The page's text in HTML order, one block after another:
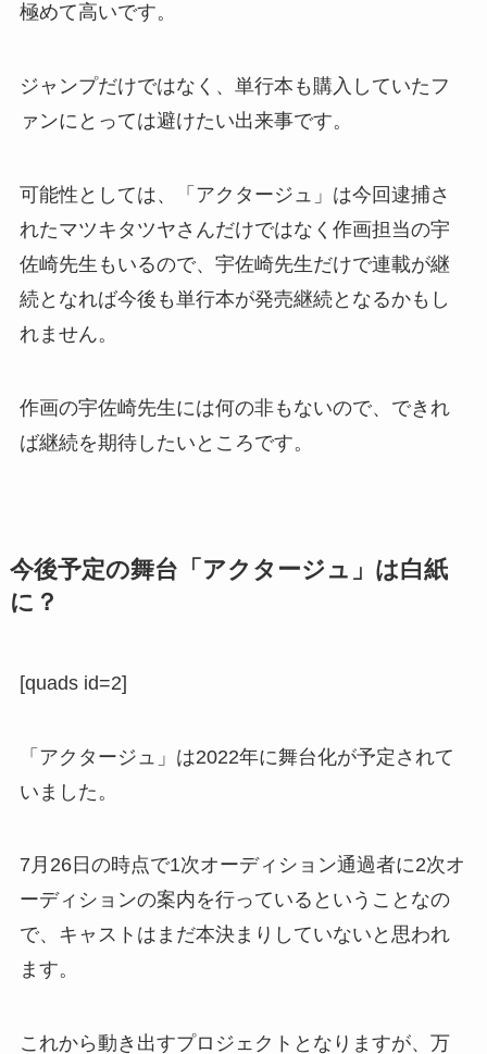
極めて高いです。
ジャンプだけではなく、単行本も購入していたフ
ァンにとっては避けたい出来事です。
可能性としては、「アクタージュ」は今回逮捕さ
れたマツキタツヤさんだけではなく作画担当の宇
佐崎先生もいるので、宇佐崎先生だけで連載が継
続となれば今後も単行本が発売継続となるかもし
れません。
作画の宇佐崎先生には何の非もないので、できれ
ば継続を期待したいところです。
今後予定の舞台「アクタージュ」は白紙
に？
[quads id=2]
「アクタージュ」は2022年に舞台化が予定されて
いました。
7月26日の時点で1次オーディション通過者に2次オ
ーディションの案内を行っているということなの
で、キャストはまだ本決まりしていないと思われ
ます。
これから動き出すプロジェクトとなりますが、万